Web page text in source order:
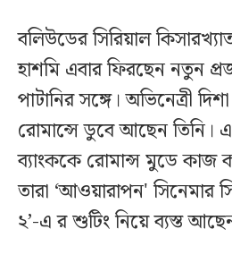
বলিউডের সিরিয়াল
হাশমি এবার ফিরছেন নতুন
পাটানির সঙ্গে। অভিনেত্রী
রোমান্সে ডুবে আছেন তিনি।
ব্যাংককে রোমান্স মুডে কাজ
তারা ‘আওয়ারাপন' সিনেমার
২’-এ র শুটিং নিয়ে ব্যস্ত